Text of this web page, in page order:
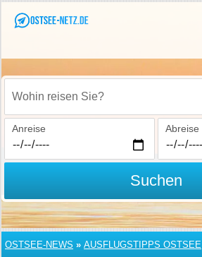
Wohin reisen Sie?
Anreise Abreise
Suchen
OSTSEE-NEWS » AUSFLUGSTIPPS OSTSEE